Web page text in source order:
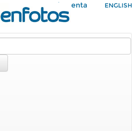
Mi Cuenta ENGLISH